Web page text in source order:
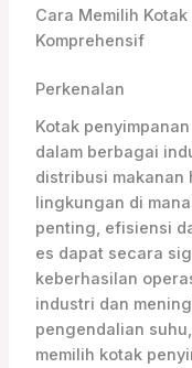
Cara Memilih
Komprehensif
Perkenalan
Kotak
dalam berbagai
distribusi makanan
lingkungan di
penting, efisiensi
es dapat secara
keberhasilan
industri dan
pengendalian
memilih kotak